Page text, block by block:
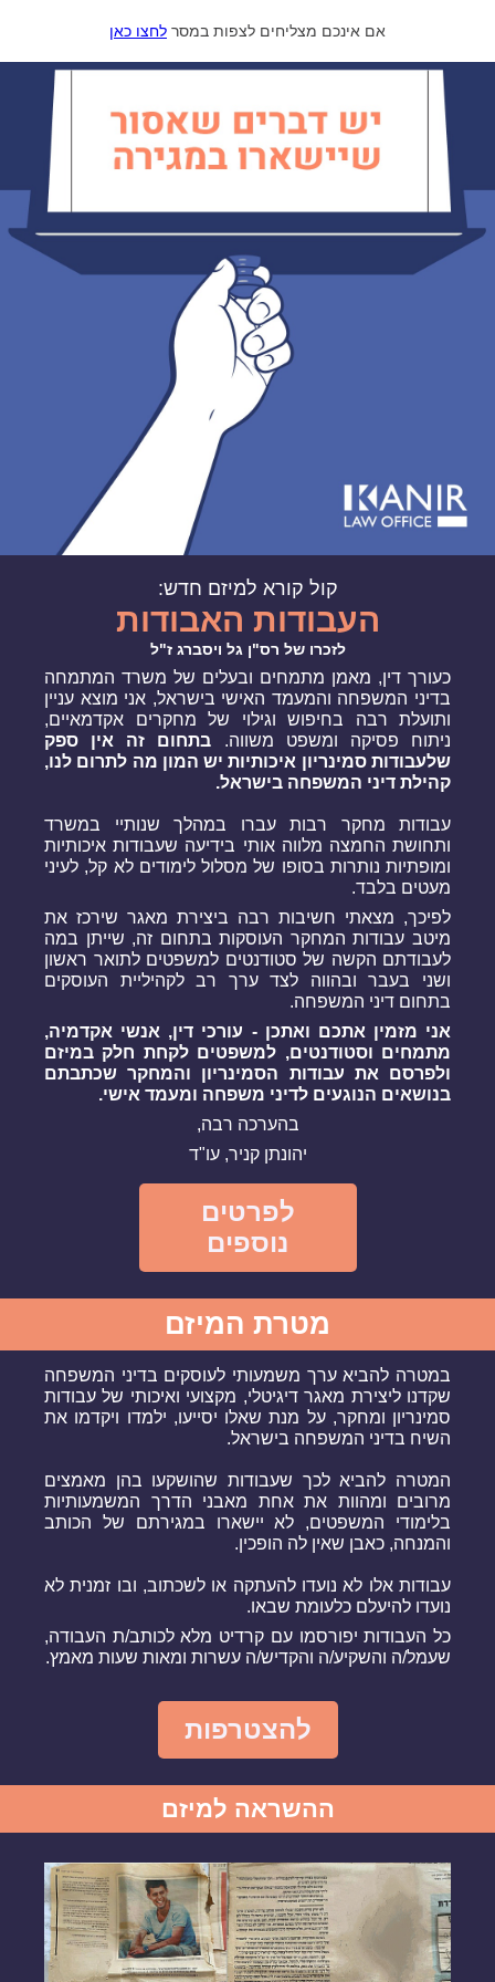
אם אינכם מצליחים לצפות במסר לחצו כאן
קול קורא למיזם חדש:
העבודות האבודות
לזכרו של רס"ן גל ויסברג ז"ל
כעורך דין, מאמן מתמחים ובעלים של משרד המתמחה
בדיני המשפחה והמעמד האישי בישראל, אני מוצא עניין
ותועלת רבה בחיפוש וגילוי של מחקרים אקדמאיים,
ניתוח פסיקה ומשפט משווה. בתחום זה אין ספק
שלעבודות סמינריון איכותיות יש המון מה לתרום לנו,
קהילת דיני המשפחה בישראל.
עבודות מחקר רבות עברו במהלך שנותיי במשרד
ותחושת החמצה מלווה אותי בידיעה שעבודות איכותיות
ומופתיות נותרות בסופו של מסלול לימודים לא קל, לעיני
מעטים בלבד.
לפיכך, מצאתי חשיבות רבה ביצירת מאגר שירכז את
מיטב עבודות המחקר העוסקות בתחום זה, שייתן במה
לעבודתם הקשה של סטודנטים למשפטים לתואר ראשון
ושני בעבר ובהווה לצד ערך רב לקהיליית העוסקים
בתחום דיני המשפחה.
אני מזמין אתכם ואתכן - עורכי דין, אנשי אקדמיה,
מתמחים וסטודנטים, למשפטים לקחת חלק במיזם
ולפרסם את עבודות הסמינריון והמחקר שכתבתם
בנושאים הנוגעים לדיני משפחה ומעמד אישי.
בהערכה רבה,
יהונתן קניר, עו"ד
לפרטים
נוספים
מטרת המיזם
במטרה להביא ערך משמעותי לעוסקים בדיני המשפחה
שקדנו ליצירת מאגר דיגיטלי, מקצועי ואיכותי של עבודות
סמינריון ומחקר, על מנת שאלו יסייעו, ילמדו ויקדמו את
השיח בדיני המשפחה בישראל.
המטרה להביא לכך שעבודות שהושקעו בהן מאמצים
מרובים ומהוות את אחת מאבני הדרך המשמעותיות
בלימודי המשפטים, לא יישארו במגירתם של הכותב
והמנחה, כאבן שאין לה הופכין.
עבודות אלו לא נועדו להעתקה או לשכתוב, ובו זמנית לא
נועדו להיעלם כלעומת שבאו.
כל העבודות יפורסמו עם קרדיט מלא לכותב/ת העבודה,
שעמל/ה והשקיע/ה והקדיש/ה עשרות ומאות שעות מאמץ.
להצטרפות
ההשראה למיזם